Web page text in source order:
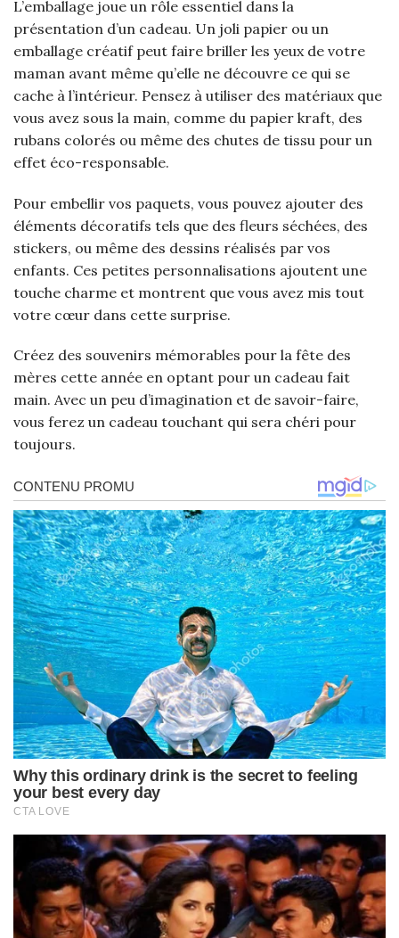
L’emballage joue un rôle essentiel dans la
présentation d’un cadeau. Un joli papier ou un
emballage créatif peut faire briller les yeux de votre
maman avant même qu’elle ne découvre ce qui se
cache à l’intérieur. Pensez à utiliser des matériaux que
vous avez sous la main, comme du papier kraft, des
rubans colorés ou même des chutes de tissu pour un
effet éco-responsable.
Pour embellir vos paquets, vous pouvez ajouter des
éléments décoratifs tels que des fleurs séchées, des
stickers, ou même des dessins réalisés par vos
enfants. Ces petites personnalisations ajoutent une
touche charme et montrent que vous avez mis tout
votre cœur dans cette surprise.
Créez des souvenirs mémorables pour la fête des
mères cette année en optant pour un cadeau fait
main. Avec un peu d’imagination et de savoir-faire,
vous ferez un cadeau touchant qui sera chéri pour
toujours.